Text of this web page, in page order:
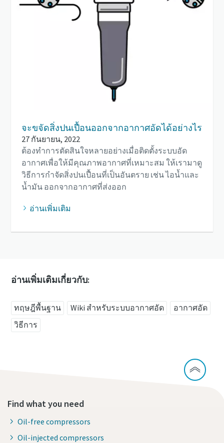
จะขจัดสิ่งปนเปื้อนออกจากอากาศอัดได้อย่างไร
27 กันยายน, 2022
ต้องทำการตัดสินใจหลายอย่างเมื่อติดตั้งระบบอัด
อากาศเพื่อให้มีคุณภาพอากาศที่เหมาะสม ให้เรามาดู
วิธีการกำจัดสิ่งปนเปื้อนที่เป็นอันตราย เช่น ไอน้ำและ
น้ำมัน ออกจากอากาศที่ส่งออก
อ่านเพิ่มเติม
อ่านเพิ่มเติมเกี่ยวกับ:
ทฤษฎีพื้นฐาน Wiki สำหรับระบบอากาศอัด
อากาศอัด
วิธีการ
Find what you need
Oil-free compressors
Oil-injected compressors